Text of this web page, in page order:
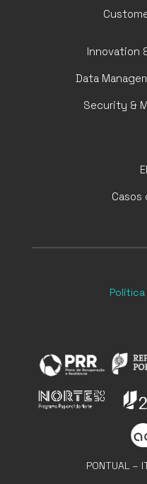
Innovation
Data
Security &
Casos
PONTUAL